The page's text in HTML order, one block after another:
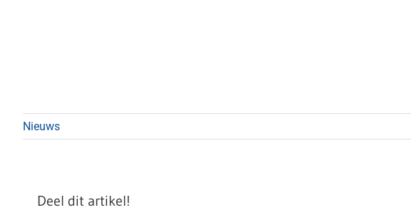
Nieuws
Deel dit artikel!